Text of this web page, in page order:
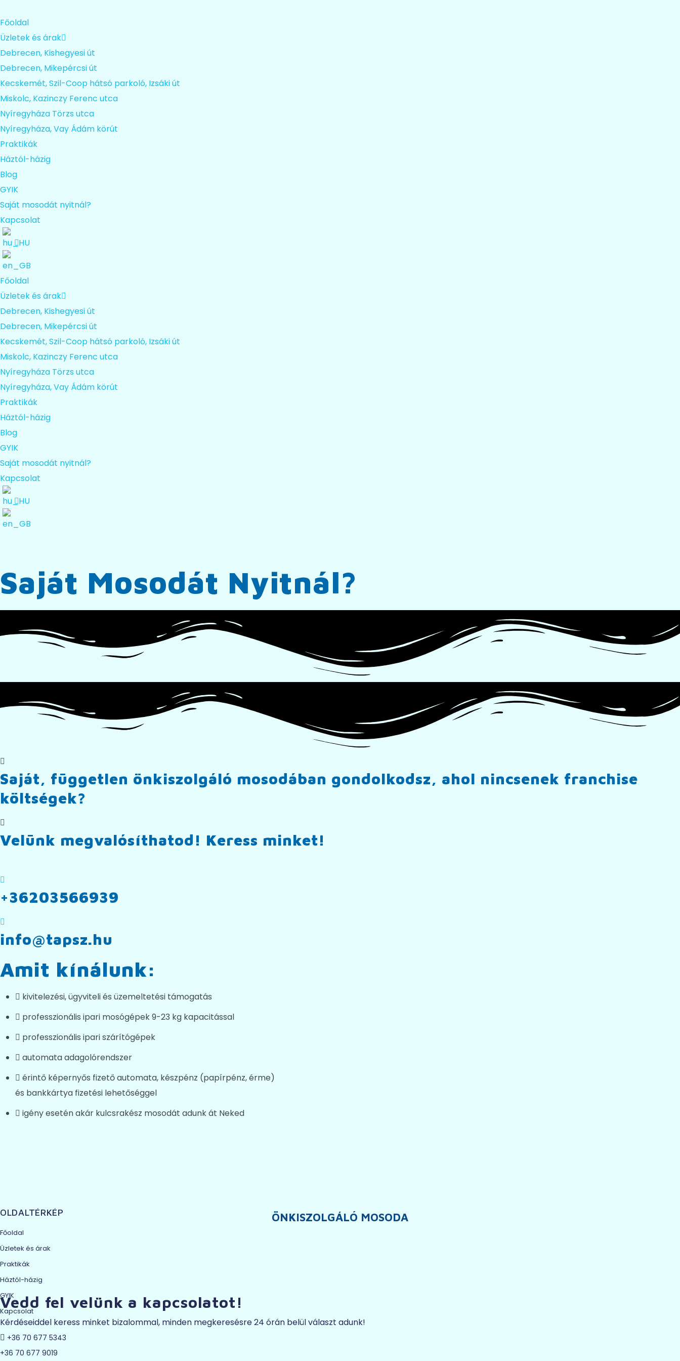
Főoldal
Üzletek és árak
Debrecen, Kishegyesi út
Debrecen, Mikepércsi út
Kecskemét, Szil-Coop hátsó parkoló, Izsáki út
Miskolc, Kazinczy Ferenc utca
Nyíregyháza Törzs utca
Nyíregyháza, Vay Ádám körút
Praktikák
Háztól-házig
Blog
GYIK
Saját mosodát nyitnál?
Kapcsolat
Főoldal
Üzletek és árak
Debrecen, Kishegyesi út
Debrecen, Mikepércsi út
Kecskemét, Szil-Coop hátsó parkoló, Izsáki út
Miskolc, Kazinczy Ferenc utca
Nyíregyháza Törzs utca
Nyíregyháza, Vay Ádám körút
Praktikák
Háztól-házig
Blog
GYIK
Saját mosodát nyitnál?
Kapcsolat
Saját Mosodát Nyitnál?
Saját, független önkiszolgáló mosodában gondolkodsz, ahol nincsenek franchise
költségek?​
Velünk megvalósíthatod! Keress minket! ​
+36203566939​
info@tapsz.hu
Amit kínálunk:
kivitelezési, ügyviteli és üzemeltetési támogatás
professzionális ipari mosógépek 9-23 kg kapacitással
professzionális ipari szárítógépek
automata adagolórendszer
érintő képernyős fizető automata, készpénz (papírpénz, érme)
és bankkártya fizetési lehetőséggel
igény esetén akár kulcsrakész mosodát adunk át Neked
ÖNKISZOLGÁLÓ MOSODA
OLDALTÉRKÉP
Főoldal
Üzletek és árak
Praktikák
Háztól-házig
GYIK
Kapcsolat
Vedd fel velünk a kapcsolatot!
Kérdéseiddel keress minket bizalommal, minden megkeresésre 24 órán belül választ adunk!
+36 70 677 5343
+36 70 677 9019